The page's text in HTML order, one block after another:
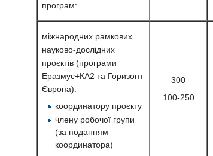
програм:
міжнародних рамкових
науково-дослідних
проєктів (програми
Еразмус+КА2 та Горизонт
Європа):
координатору проєкту
члену робочої групи
(за поданням
координатора)
300
100-250